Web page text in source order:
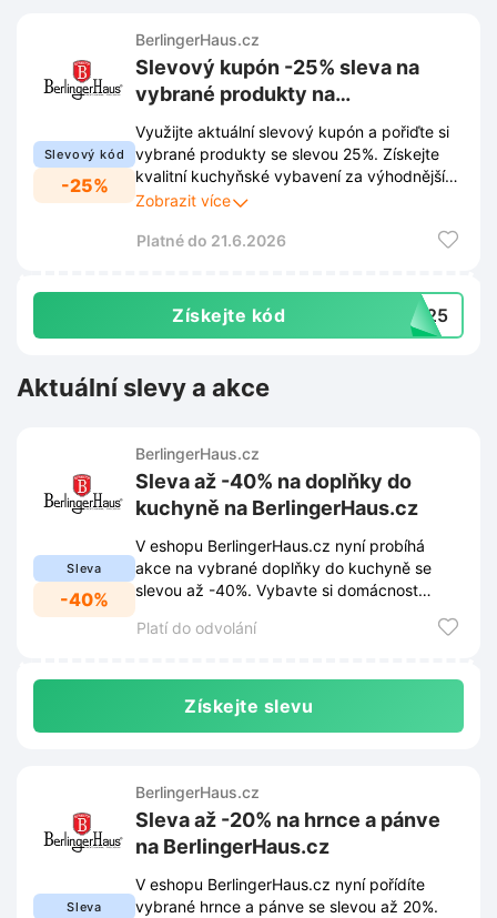
Slevový kód
-25%
BerlingerHaus.cz
Slevový kupón -25% sleva na
vybrané produkty na
BerlingerHaus.cz
Využijte aktuální slevový kupón a pořiďte si
vybrané produkty se slevou 25%. Získejte
kvalitní kuchyňské vybavení za výhodnější
ceny při nákupu na BerlingerHaus.cz.
Zobrazit více
Platné do 21.6.2026
Získejte kód NY25
Aktuální slevy a akce
Sleva
-40%
BerlingerHaus.cz
Sleva až -40% na doplňky do
kuchyně na BerlingerHaus.cz
V eshopu BerlingerHaus.cz nyní probíhá
akce na vybrané doplňky do kuchyně se
slevou až -40%. Vybavte si domácnost
Platí do odvolání
Získejte slevu
Sleva
BerlingerHaus.cz
Sleva až -20% na hrnce a pánve
na BerlingerHaus.cz
V eshopu BerlingerHaus.cz nyní pořídíte
vybrané hrnce a pánve se slevou až 20%.